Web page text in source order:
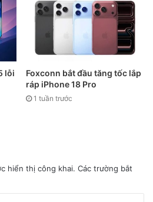
13 Pro, mô hình này có ba máy
tam giác, vì vậy không thể điều
nữa. Do đó, Apple đã chọn cách
camera lên đáng kể so với
iPhone 13 Pro với iPhone 12
đó không phải là vấn đề.
lỗi
Foxconn bắt đầu tăng tốc lắp
ráp iPhone 18 Pro
1 tuần trước
hiển thị công khai. Các trường bắt